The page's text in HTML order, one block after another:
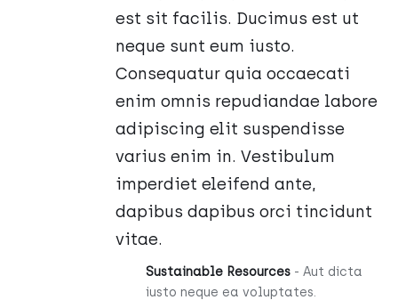
est sit facilis. Ducimus est ut
neque sunt eum iusto.
Consequatur quia occaecati
enim omnis repudiandae labore
adipiscing elit suspendisse
varius enim in. Vestibulum
imperdiet eleifend ante,
dapibus dapibus orci tincidunt
vitae.
Sustainable Resources- Aut dicta
iusto neque ea voluptates.